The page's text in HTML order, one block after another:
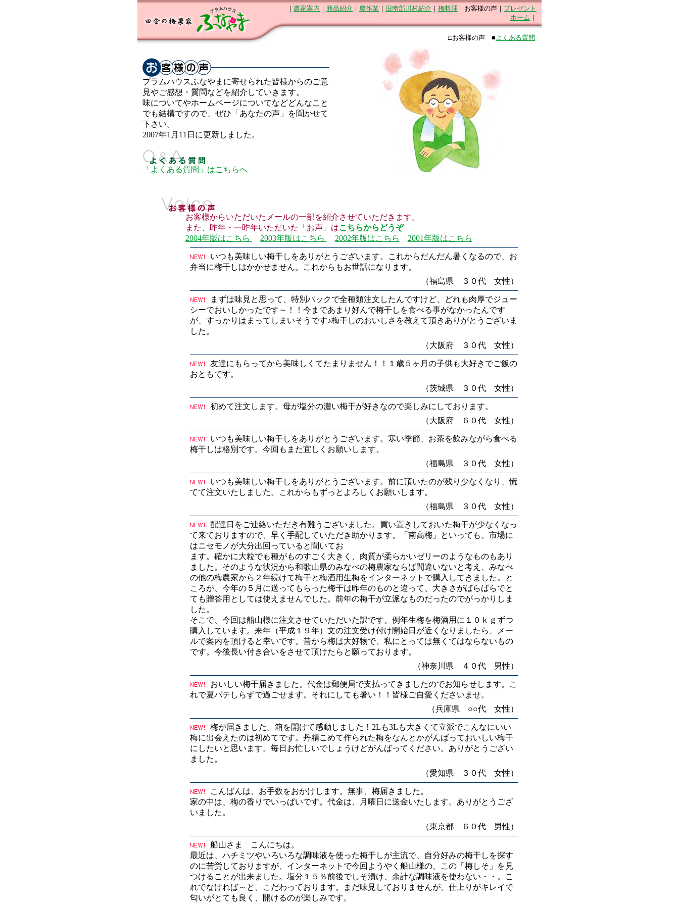
｜ 農家案内 ｜ 商品紹介 ｜ 農作業 ｜ 旧南部川村紹介 ｜ 梅料理 ｜お客様の声｜ プレゼント
｜ ホーム ｜
□お客様の声 ■よくある質問
プラムハウスふなやまに寄せられた皆様からのご意
見やご感想・質問などを紹介していきます。
味についてやホームページについてなどどんなこと
でも結構ですので、ぜひ「あなたの声」を聞かせて
下さい。
2007年1月11日に更新しました。
「よくある質問」はこちらへ
お客様からいただいたメールの一部を紹介させていただきます。
また、昨年・一昨年いただいた「お声」はこちらからどうぞ
2004年版はこちら
2003年版はこちら 2002年版はこちら 2001年版はこちら
いつも美味しい梅干しをありがとうございます。これからだんだん暑くなるので、お
弁当に梅干しはかかせません。これからもお世話になります。
（福島県 ３０代 女性）
まずは味見と思って、特別パックで全種類注文したんですけど、どれも肉厚でジュー
シーでおいしかったです～！！今まであまり好んで梅干しを食べる事がなかったんです
が、すっかりはまってしまいそうです♪梅干しのおいしさを教えて頂きありがとうございま
した。
（大阪府 ３０代 女性）
友達にもらってから美味しくてたまりません！！１歳５ヶ月の子供も大好きでご飯の
おともです。
（茨城県 ３０代 女性）
初めて注文します。母が塩分の濃い梅干が好きなので楽しみにしております。
（大阪府 ６０代 女性）
いつも美味しい梅干しをありがとうございます。寒い季節、お茶を飲みながら食べる
梅干しは格別です。今回もまた宜しくお願いします。
（福島県 ３０代 女性）
いつも美味しい梅干しをありがとうございます。前に頂いたのが残り少なくなり、慌
てて注文いたしました。これからもずっとよろしくお願いします。
（福島県 ３０代 女性）
配達日をご連絡いただき有難うございました。買い置きしておいた梅干が少なくなっ
て来ておりますので、早く手配していただき助かります。「南高梅」といっても、市場に
はニセモノが大分出回っていると聞いてお
ます。確かに大粒でも種がものすごく大きく、肉質が柔らかいゼリーのようなものもあり
ました。そのような状況から和歌山県のみなべの梅農家ならば間違いないと考え、みなべ
の他の梅農家から２年続けて梅干と梅酒用生梅をインターネットで購入してきました。と
ころが、今年の５月に送ってもらった梅干は昨年のものと違って、大きさがばらばらでと
ても贈答用としては使えませんでした。前年の梅干が立派なものだったのでがっかりしま
した。
そこで、今回は船山様に注文させていただいた訳です。例年生梅を梅酒用に１０ｋｇずつ
購入しています。来年（平成１９年）文の注文受け付け開始日が近くなりましたら、メー
ルで案内を頂けると幸いです。昔から梅は大好物で、私にとっては無くてはならないもの
です。今後長い付き合いをさせて頂けたらと願っております。
（神奈川県 ４０代 男性）
おいしい梅干届きました。代金は郵便局で支払ってきましたのでお知らせします。こ
れで夏バテしらずで過ごせます。それにしても暑い！！皆様ご自愛くださいませ。
（兵庫県 ○○代 女性）
梅が届きました。箱を開けて感動しました！2Lも3Lも大きくて立派でこんなにいい
梅に出会えたのは初めてです。丹精こめて作られた梅をなんとかがんばっておいしい梅干
にしたいと思います。毎日お忙しいでしょうけどがんばってください。ありがとうござい
ました。
（愛知県 ３０代 女性）
こんばんは、お手数をおかけします。無事、梅届きました。
家の中は、梅の香りでいっぱいです。代金は、月曜日に送金いたします。ありがとうござ
いました。
（東京都 ６０代 男性）
船山さま こんにちは。
最近は、ハチミツやいろいろな調味液を使った梅干しが主流で、自分好みの梅干しを探す
のに苦労しておりますが、インターネットで今回ようやく船山様の、この「梅しそ」を見
つけることが出来ました。塩分１５％前後でしそ漬け、余計な調味液を使わない・・。こ
れでなければ～と、こだわっております。まだ味見しておりませんが、仕上りがキレイで
匂いがとても良く、開けるのが楽しみです。